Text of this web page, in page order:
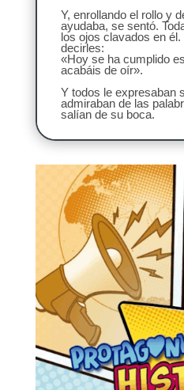
Y, enrollando el rollo y
ayudaba, se sentó.
los ojos clavados en
decirles:
«Hoy se ha cumplido
acabáis de oír».
Y todos le expresaban
admiraban de las
salían de su boca.